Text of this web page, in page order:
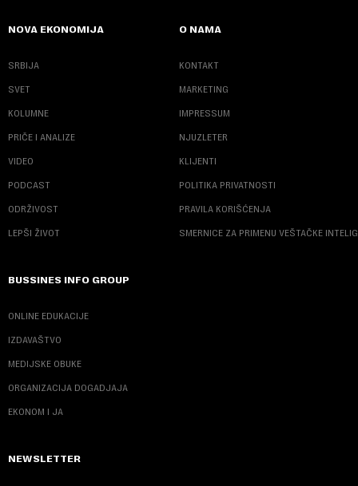
NOVA EKONOMIJA
SRBIJA
SVET
KOLUMNE
PRIČE I ANALIZE
VIDEO
PODCAST
ODRŽIVOST
LEPŠI ŽIVOT
O NAMA
KONTAKT
MARKETING
IMPRESSUM
NJUZLETER
KLIJENTI
POLITIKA PRIVATNOSTI
PRAVILA KORIŠĆENJA
SMERNICE ZA PRIMENU VEŠTAČKE
BUSSINES INFO GROUP
ONLINE EDUKACIJE
IZDAVAŠTVO
MEDIJSKE OBUKE
ORGANIZACIJA DOGADJAJA
EKONOM I JA
NEWSLETTER